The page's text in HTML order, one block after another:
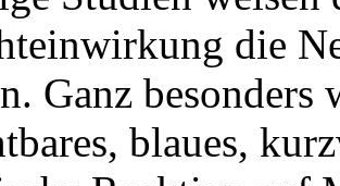
die
Ganz besonders
blaues,